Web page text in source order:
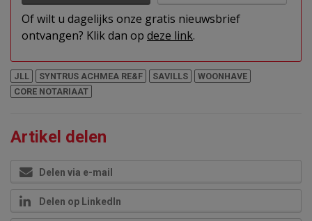
Of wilt u dagelijks onze gratis nieuwsbrief
ontvangen? Klik dan op deze link.
JLL SYNTRUS ACHMEA RE&F SAVILLS
WOONHAVE
CORE NOTARIAAT
Artikel delen
Delen via e-mail
Delen op LinkedIn